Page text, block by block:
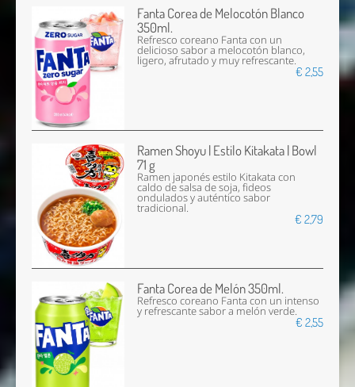
Fanta Corea de Melocotón Blanco
350ml.
Refresco coreano Fanta con un
delicioso sabor a melocotón blanco,
ligero, afrutado y muy refrescante.
€ 2,55
Ramen Shoyu | Estilo Kitakata | Bowl
71 g
Ramen japonés estilo Kitakata con
caldo de salsa de soja, fideos
ondulados y auténtico sabor
tradicional.
€ 2,79
Fanta Corea de Melón 350ml.
Refresco coreano Fanta con un intenso
y refrescante sabor a melón verde.
€ 2,55